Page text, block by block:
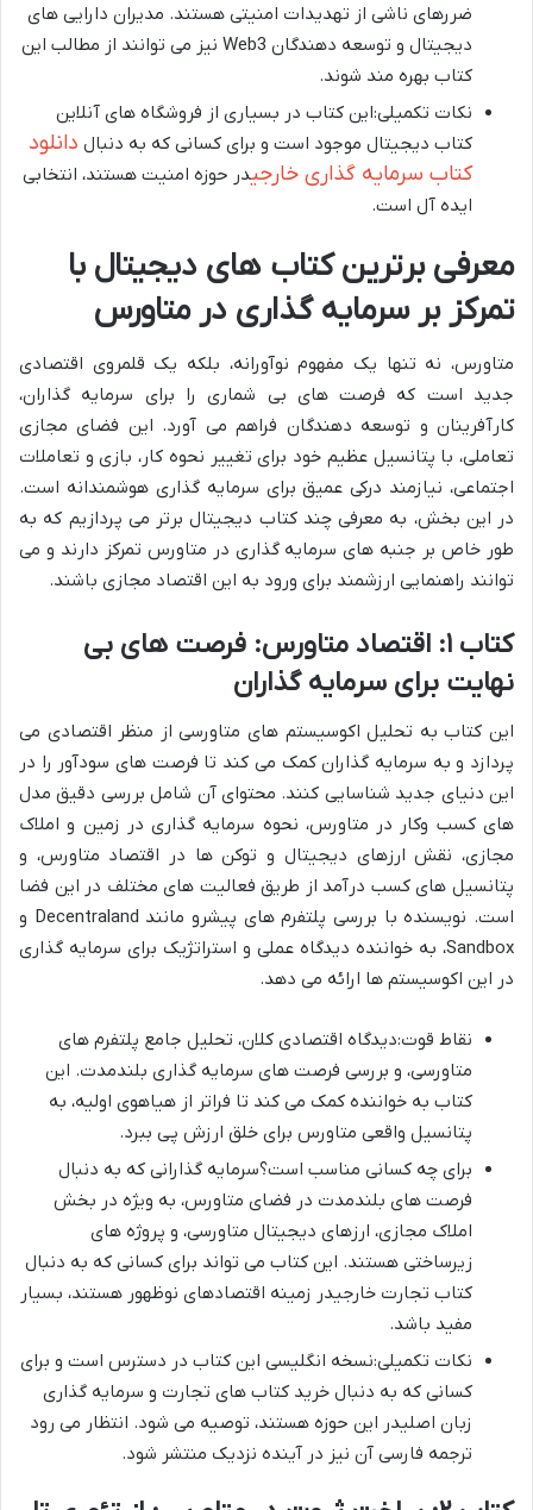
ضررهای ناشی از تهدیدات امنیتی هستند. مدیران دارایی های
دیجیتال و توسعه دهندگان Web3 نیز می توانند از مطالب این
کتاب بهره مند شوند.
نکات تکمیلی:این کتاب در بسیاری از فروشگاه های آنلاین
کتاب دیجیتال موجود است و برای کسانی که به دنبال دانلود
کتاب سرمایه گذاری خارجیدر حوزه امنیت هستند، انتخابی
ایده آل است.
معرفی برترین کتاب های دیجیتال با
تمرکز بر سرمایه گذاری در متاورس
متاورس، نه تنها یک مفهوم نوآورانه، بلکه یک قلمروی اقتصادی
جدید است که فرصت های بی شماری را برای سرمایه گذاران،
کارآفرینان و توسعه دهندگان فراهم می آورد. این فضای مجازی
تعاملی، با پتانسیل عظیم خود برای تغییر نحوه کار، بازی و تعاملات
اجتماعی، نیازمند درکی عمیق برای سرمایه گذاری هوشمندانه است.
در این بخش، به معرفی چند کتاب دیجیتال برتر می پردازیم که به
طور خاص بر جنبه های سرمایه گذاری در متاورس تمرکز دارند و می
توانند راهنمایی ارزشمند برای ورود به این اقتصاد مجازی باشند.
کتاب ۱: اقتصاد متاورس: فرصت های بی
نهایت برای سرمایه گذاران
این کتاب به تحلیل اکوسیستم های متاورسی از منظر اقتصادی می
پردازد و به سرمایه گذاران کمک می کند تا فرصت های سودآور را در
این دنیای جدید شناسایی کنند. محتوای آن شامل بررسی دقیق مدل
های کسب وکار در متاورس، نحوه سرمایه گذاری در زمین و املاک
مجازی، نقش ارزهای دیجیتال و توکن ها در اقتصاد متاورس، و
پتانسیل های کسب درآمد از طریق فعالیت های مختلف در این فضا
است. نویسنده با بررسی پلتفرم های پیشرو مانند Decentraland و
Sandbox، به خواننده دیدگاه عملی و استراتژیک برای سرمایه گذاری
در این اکوسیستم ها ارائه می دهد.
نقاط قوت:دیدگاه اقتصادی کلان، تحلیل جامع پلتفرم های
متاورسی، و بررسی فرصت های سرمایه گذاری بلندمدت. این
کتاب به خواننده کمک می کند تا فراتر از هیاهوی اولیه، به
پتانسیل واقعی متاورس برای خلق ارزش پی ببرد.
برای چه کسانی مناسب است؟سرمایه گذارانی که به دنبال
فرصت های بلندمدت در فضای متاورس، به ویژه در بخش
املاک مجازی، ارزهای دیجیتال متاورسی، و پروژه های
زیرساختی هستند. این کتاب می تواند برای کسانی که به دنبال
کتاب تجارت خارجیدر زمینه اقتصادهای نوظهور هستند، بسیار
مفید باشد.
نکات تکمیلی:نسخه انگلیسی این کتاب در دسترس است و برای
کسانی که به دنبال خرید کتاب های تجارت و سرمایه گذاری
زبان اصلیدر این حوزه هستند، توصیه می شود. انتظار می رود
ترجمه فارسی آن نیز در آینده نزدیک منتشر شود.